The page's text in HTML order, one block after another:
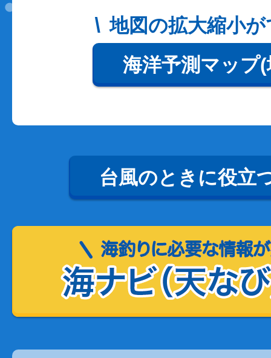
地図の拡大縮小
海洋予測マップ
台風のときに役立